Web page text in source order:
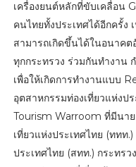
เครื่องยนต์หลักที่ขับเคลื่อน
คนไทยทั้งประเทศได้อีกครั้
สามารถเกิดขึ้นได้ในอนาค
ทุกกระทรวง ร่วมกันทำงาน
เพื่อให้เกิดการทำงานแบบ
อุตสาหกรรมท่องเที่ยวแห่งป
Tourism Warroom ที่มีนา
เที่ยวแห่งประเทศไทย (ททท
ประเทศไทย (สทท.) กระทรว